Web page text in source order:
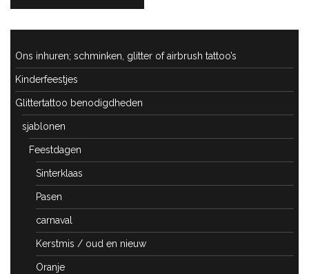
Ons inhuren; schminken, glitter of airbrush tattoo’s
Kinderfeestjes
Glittertattoo benodigdheden
sjablonen
Feestdagen
Sinterklaas
Pasen
carnaval
Kerstmis / oud en nieuw
Oranje